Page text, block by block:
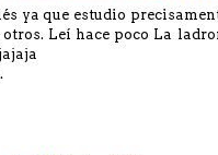
ya que estudio
Leí hace poco La